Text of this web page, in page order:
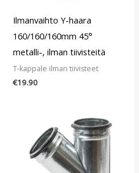
Ilmanvaihto Y-haara
160/160/160mm 45°
metalli-, ilman tiivisteitä
T-kappale ilman tiivisteet
€19.90